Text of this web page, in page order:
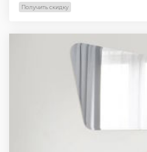
Получить скидку